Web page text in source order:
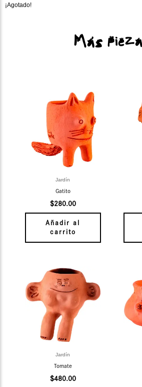
¡Agotado!
Más
Jardín
Gatito
$280.00
Añadir al
carrito
Jardín
Tomate
$480.00